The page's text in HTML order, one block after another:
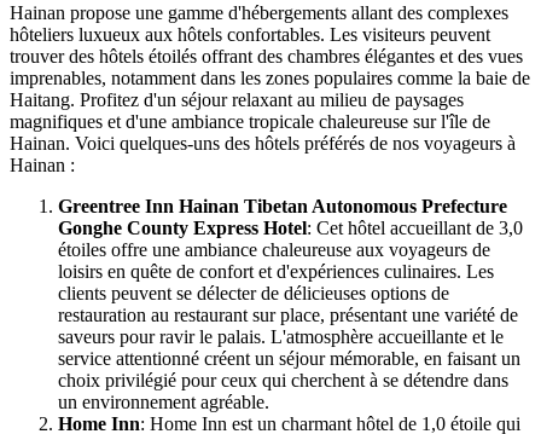
Hainan propose une gamme d'hébergements allant des complexes
hôteliers luxueux aux hôtels confortables. Les visiteurs peuvent
trouver des hôtels étoilés offrant des chambres élégantes et des vues
imprenables, notamment dans les zones populaires comme la baie de
Haitang. Profitez d'un séjour relaxant au milieu de paysages
magnifiques et d'une ambiance tropicale chaleureuse sur l'île de
Hainan. Voici quelques-uns des hôtels préférés de nos voyageurs à
Hainan :
Greentree Inn Hainan Tibetan Autonomous Prefecture
Gonghe County Express Hotel: Cet hôtel accueillant de 3,0
étoiles offre une ambiance chaleureuse aux voyageurs de
loisirs en quête de confort et d'expériences culinaires. Les
clients peuvent se délecter de délicieuses options de
restauration au restaurant sur place, présentant une variété de
saveurs pour ravir le palais. L'atmosphère accueillante et le
service attentionné créent un séjour mémorable, en faisant un
choix privilégié pour ceux qui cherchent à se détendre dans
un environnement agréable.
Home Inn: Home Inn est un charmant hôtel de 1,0 étoile qui